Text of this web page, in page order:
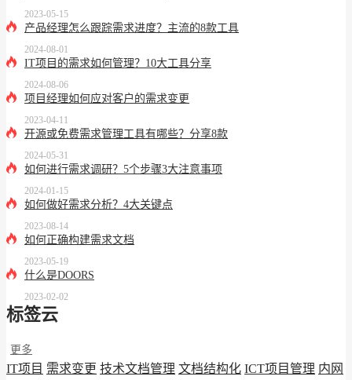
2023-05-15
产品经理怎么跟踪需求进度？主流的8款工具
2024-08-01
IT项目的需求如何管理？10大工具分享
2024-08-06
项目经理如何应对客户的需求变更
2023-04-11
开源或免费需求管理工具有哪些？分享8款
2024-05-31
如何进行需求调研？5个步骤3大注意事项
2024-01-15
如何做好需求分析？4大关键点
2023-08-14
如何正确构建需求文档
2023-05-19
什么是DOORS
2023-02-02
标签云
更多
IT项目 需求变更 技术文档管理 文档结构化 ICT项目管理 内网